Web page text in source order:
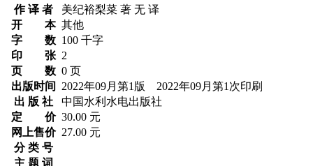
作 译 者
美纪裕梨菜 著 无 译
开 本 其他
字 数 100 千字
印 张 2
页 数 0 页
出版时间
2022年09月第1版 2022年09月第1次印刷
出 版 社
中国水利水电出版社
定 价 30.00 元
网上售价 27.00 元
分 类 号
主 题 词